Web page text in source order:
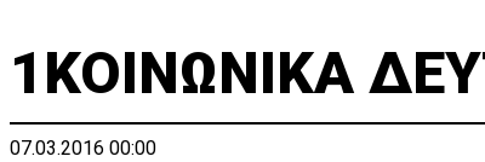
1ΚΟΙΝΩΝΙΚΑ
07.03.2016 00:00